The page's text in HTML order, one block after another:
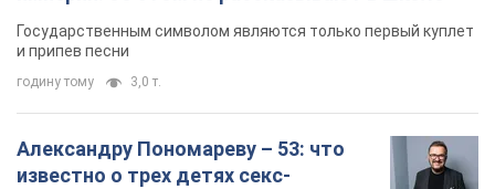
Государственным символом являются только первый куплет
и припев песни
годину тому 3,0 т.
Александру Пономареву – 53: что
известно о трех детях секс-